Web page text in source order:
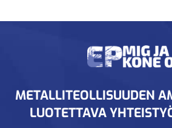
METALLITEOLLISUUDEN
LUOTETTAVA